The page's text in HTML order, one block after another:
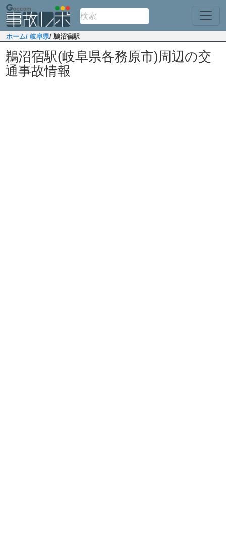
ホーム/ 岐阜県/ 鵜沼宿駅
鵜沼宿駅(岐阜県各務原市)周辺の交
通事故情報